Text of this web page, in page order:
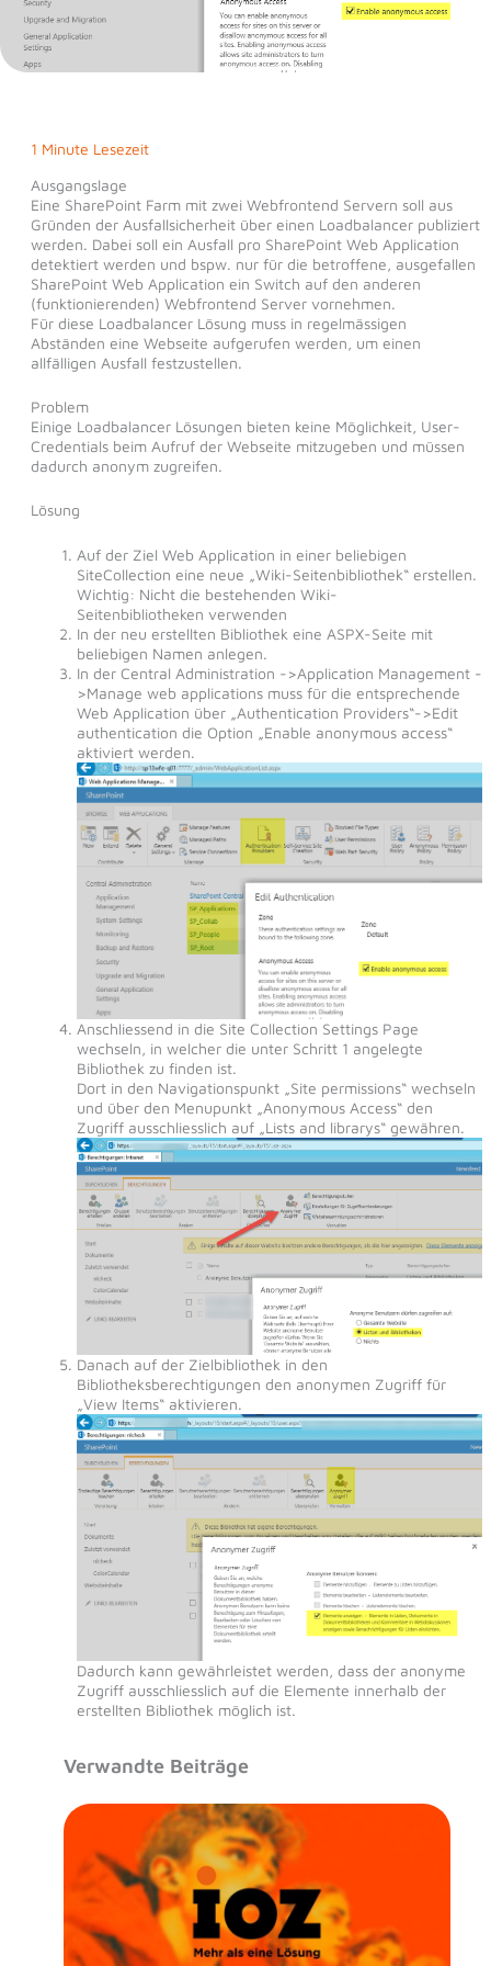
1 Minute Lesezeit
Ausgangslage
Eine SharePoint Farm mit zwei Webfrontend Servern soll aus
Gründen der Ausfallsicherheit über einen Loadbalancer publiziert
werden. Dabei soll ein Ausfall pro SharePoint Web Application
detektiert werden und bspw. nur für die betroffene, ausgefallen
SharePoint Web Application ein Switch auf den anderen
(funktionierenden) Webfrontend Server vornehmen.
Für diese Loadbalancer Lösung muss in regelmässigen
Abständen eine Webseite aufgerufen werden, um einen
allfälligen Ausfall festzustellen.
Problem
Einige Loadbalancer Lösungen bieten keine Möglichkeit, User-
Credentials beim Aufruf der Webseite mitzugeben und müssen
dadurch anonym zugreifen.
Lösung
Auf der Ziel Web Application in einer beliebigen
SiteCollection eine neue „Wiki-Seitenbibliothek“ erstellen.
Wichtig: Nicht die bestehenden Wiki-
Seitenbibliotheken verwenden
In der neu erstellten Bibliothek eine ASPX-Seite mit
beliebigen Namen anlegen.
In der Central Administration ->Application Management -
>Manage web applications muss für die entsprechende
Web Application über „Authentication Providers“->Edit
authentication die Option „Enable anonymous access“
aktiviert werden.
Anschliessend in die Site Collection Settings Page
wechseln, in welcher die unter Schritt 1 angelegte
Bibliothek zu finden ist.
Dort in den Navigationspunkt „Site permissions“ wechseln
und über den Menupunkt „Anonymous Access“ den
Zugriff ausschliesslich auf „Lists and librarys“ gewähren.
Danach auf der Zielbibliothek in den
Bibliotheksberechtigungen den anonymen Zugriff für
„View Items“ aktivieren.
Dadurch kann gewährleistet werden, dass der anonyme
Zugriff ausschliesslich auf die Elemente innerhalb der
erstellten Bibliothek möglich ist.
Verwandte Beiträge